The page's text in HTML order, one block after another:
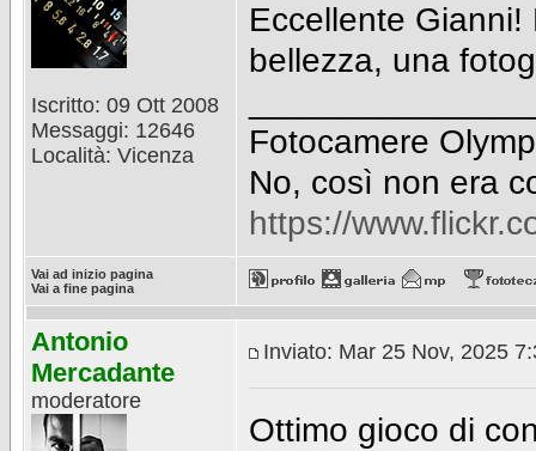
Iscritto: 09 Ott 2008
Messaggi: 12646
Località: Vicenza
Eccellente
bellezza, una
Fotocamere
No, così non era
https://
Vai ad inizio pagina
Vai a fine pagina
Antonio
Mercadante
moderatore
Inviato: Mar 25 Nov, 2025
Ottimo gioco di